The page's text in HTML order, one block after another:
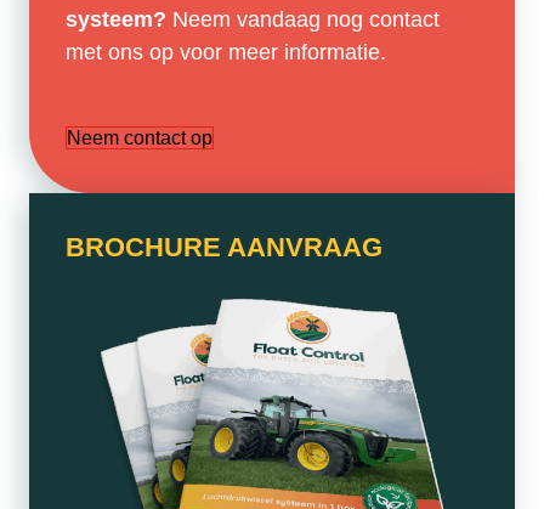
systeem? Neem vandaag nog contact
met ons op voor meer informatie.
Neem contact op
BROCHURE AANVRAAG